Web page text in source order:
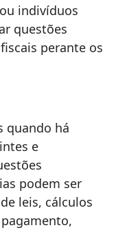
indivíduos
questões
perante os
quando há
e
podem ser
leis, cálculos